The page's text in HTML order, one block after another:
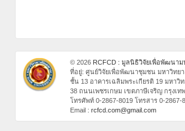
© 2026RCFCD : มูลนิธิวิจัยเพื่อพัฒนา
ที่อยู่: ศูนย์วิจัยเพื่อพัฒนาชุมชน มหาวิทย
ชั้น 13 อาคารเฉลิมพระเกียรติ 19 มหาวิ
38 ถนนเพชรเกษม เขตภาษีเจริญ กรุงเท
โทรศัพท์ 0-2867-8019 โทรสาร 0-2867-
Email : rcfcd.com@gmail.com